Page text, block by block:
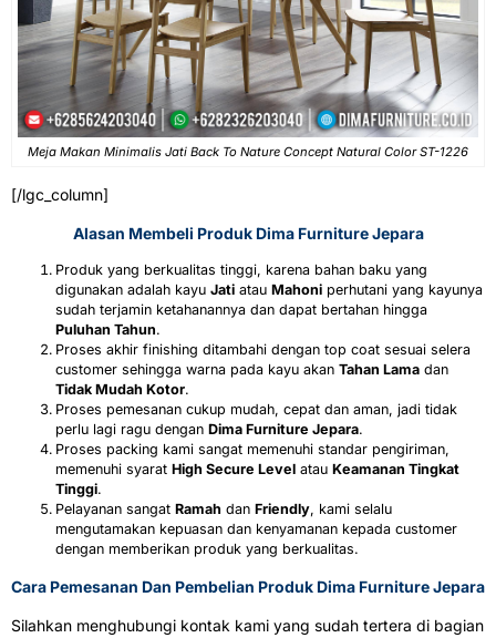
Meja Makan Minimalis Jati Back To Nature Concept Natural Color ST-1226
[/lgc_column]
Alasan Membeli Produk Dima Furniture Jepara
Produk yang berkualitas tinggi, karena bahan baku yang
digunakan adalah kayu Jati atau Mahoni perhutani yang kayunya
sudah terjamin ketahanannya dan dapat bertahan hingga
Puluhan Tahun.
Proses akhir finishing ditambahi dengan top coat sesuai selera
customer sehingga warna pada kayu akan Tahan Lama dan
Tidak Mudah Kotor.
Proses pemesanan cukup mudah, cepat dan aman, jadi tidak
perlu lagi ragu dengan Dima Furniture Jepara.
Proses packing kami sangat memenuhi standar pengiriman,
memenuhi syarat High Secure Level atau Keamanan Tingkat
Tinggi.
Pelayanan sangat Ramah dan Friendly, kami selalu
mengutamakan kepuasan dan kenyamanan kepada customer
dengan memberikan produk yang berkualitas.
Cara Pemesanan Dan Pembelian Produk Dima Furniture Jepara
Silahkan menghubungi kontak kami yang sudah tertera di bagian